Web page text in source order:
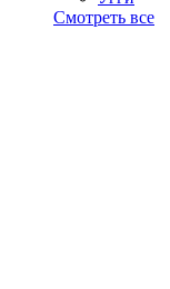
Смотреть все